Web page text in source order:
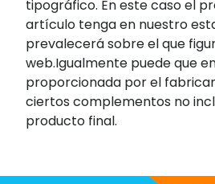
tipográfico. En este caso el
artículo tenga en nuestro
prevalecerá sobre el que
web.Igualmente puede que
proporcionada por el
ciertos complementos no
producto final.